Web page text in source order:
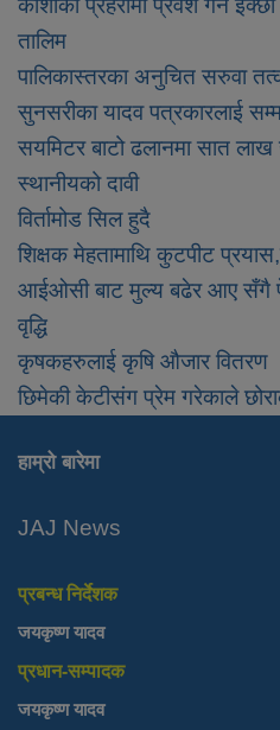
कोशीका प्रहरीमा प्रवेश गर्न
तालिम
पालिकास्तरका अनुचित सरुवा
सुनसरीका यादव पत्रकारलाई
सयमिटर बाटो ढलानमा सात
स्थानीयको दावी
विर्तामोड सिल हुदै
शिक्षक मेहतामाथि कुटपीट
आईओसी बाट मुल्य बढेर आए सँगै
वृद्धि
कृषकहरुलाई कृषि औजार वितरण
छिमेकी केटीसंग प्रेम गरेकाले
हाम्रो बारेमा
JAJ News
प्रबन्ध निर्देशक
जयकृष्ण यादव
प्रधान-सम्पादक
जयकृष्ण यादव